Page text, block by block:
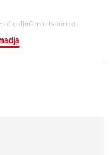
uključen u isporuku